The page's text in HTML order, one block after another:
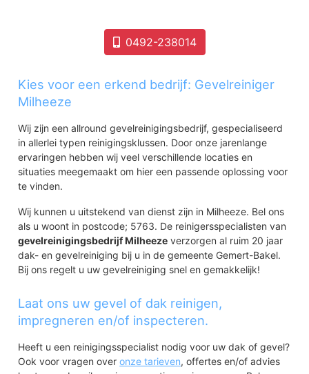
0492-238014
Kies voor een erkend bedrijf: Gevelreiniger
Milheeze
Wij zijn een allround gevelreinigingsbedrijf, gespecialiseerd
in allerlei typen reinigingsklussen. Door onze jarenlange
ervaringen hebben wij veel verschillende locaties en
situaties meegemaakt om hier een passende oplossing voor
te vinden.
Wij kunnen u uitstekend van dienst zijn in Milheeze. Bel ons
als u woont in postcode; 5763. De reinigersspecialisten van
gevelreinigingsbedrijf Milheeze verzorgen al ruim 20 jaar
dak- en gevelreiniging bij u in de gemeente Gemert-Bakel.
Bij ons regelt u uw gevelreiniging snel en gemakkelijk!
Laat ons uw gevel of dak reinigen,
impregneren en/of inspecteren.
Heeft u een reinigingsspecialist nodig voor uw dak of gevel?
Ook voor vragen overonze tarieven, offertes en/of advies